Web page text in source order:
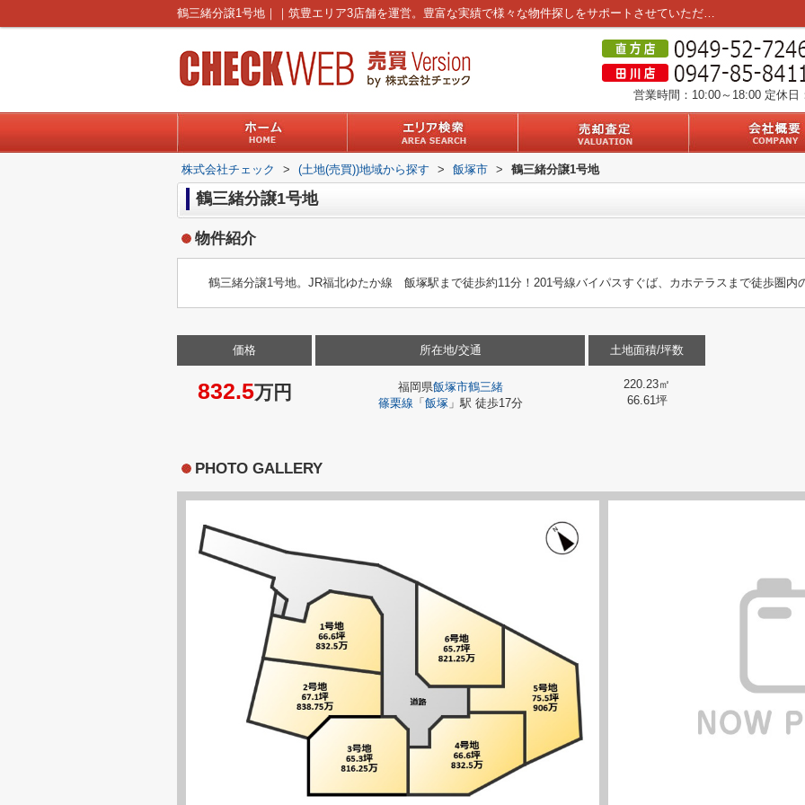
鶴三緒分譲1号地｜｜筑豊エリア3店舗を運営。豊富な実績で様々な物件探しをサポートさせていただきます。
営業時間：10:00～18:00 定休日
株式会社チェック > (土地(売買))地域から探す > 飯塚市 > 鶴三緒分譲1号地
鶴三緒分譲1号地
物件紹介
鶴三緒分譲1号地。JR福北ゆたか線 飯塚駅まで徒歩約11分！201号線バイパスすぐば、カホテラスまで徒歩圏内
価格
832.5万円
所在地/交通
福岡県飯塚市鶴三緒
篠栗線 「 飯塚」駅 徒歩17分
土地面積/坪数
220.23㎡
66.61坪
PHOTO GALLERY